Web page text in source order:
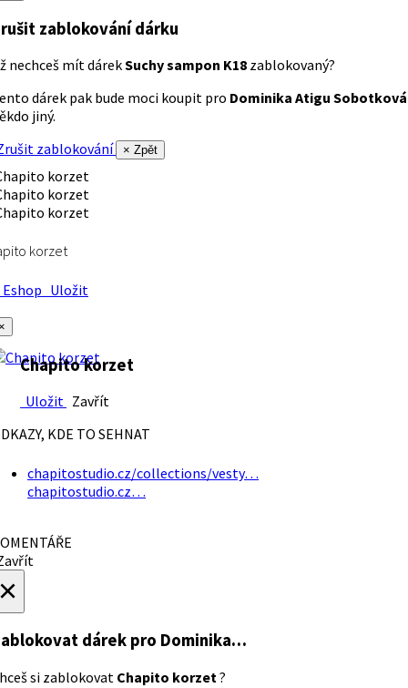
zablokování dárku
nechceš mít dárekSuchy sampon K18 zablokovaný?
dárek pak bude moci koupit pro Dominika Atigu Sobotková
jiný.
zablokování
× Zpět
korzet
Uložit
Chapito korzet
Uložit Zavřít
KDE TO SEHNAT
chapitostudio.cz/collections/vesty…
chapitostudio.cz…
dárek pro Dominika…
si zablokovat Chapito korzet?